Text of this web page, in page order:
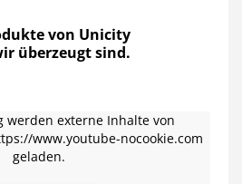
von Unicity
überzeugt sind.
werden externe Inhalte von
www.youtube-nocookie.com
geladen.